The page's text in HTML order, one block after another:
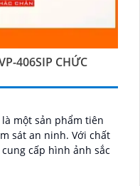
406SIP CHỨC
là một sản phẩm tiên
ninh. Với chất
cấp hình ảnh sắc